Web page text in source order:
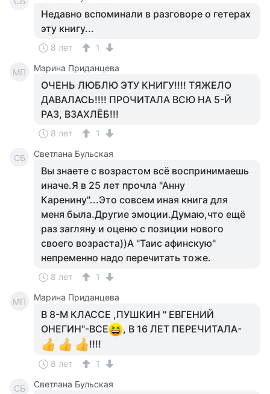
Недавно вспоминали в разговоре о гетерах
эту книгу...
8 лет 1
МП Марина Приданцева
ОЧЕНЬ ЛЮБЛЮ ЭТУ КНИГУ!!!! ТЯЖЕЛО
ДАВАЛАСЬ!!!! ПРОЧИТАЛА ВСЮ НА 5-Й
РАЗ, ВЗАХЛЁБ!!!
8 лет 1
СБ Светлана Бульская
Вы знаете с возрастом всё воспринимаешь
иначе.Я в 25 лет прочла "Анну
Каренину"...Это совсем иная книга для
меня была.Другие эмоции.Думаю,что ещё
раз загляну и оценю с позиции нового
своего возраста))А "Таис афинскую"
непременно надо перечитать тоже.
8 лет 1
МП Марина Приданцева
В 8-М КЛАССЕ ,ПУШКИН " ЕВГЕНИЙ
ОНЕГИН"-ВСЕ
, В 16 ЛЕТ ПЕРЕЧИТАЛА-
!!!!
8 лет 1
СБ Светлана Бульская